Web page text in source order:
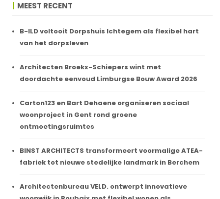
MEEST RECENT
B-ILD voltooit Dorpshuis Ichtegem als flexibel hart
van het dorpsleven
Architecten Broekx-Schiepers wint met
doordachte eenvoud Limburgse Bouw Award 2026
Carton123 en Bart Dehaene organiseren sociaal
woonproject in Gent rond groene
ontmoetingsruimtes
BINST ARCHITECTS transformeert voormalige ATEA-
fabriek tot nieuwe stedelijke landmark in Berchem
Architectenbureau VELD. ontwerpt innovatieve